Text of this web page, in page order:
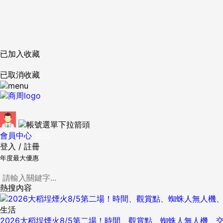
已加入收藏
已取消收藏
會員中心
登入 / 註冊
年度最大優惠
熱搜內容
生活
2026大稻埕煙火8/5第二場！時間、觀賞點、蜘蛛人無人機、